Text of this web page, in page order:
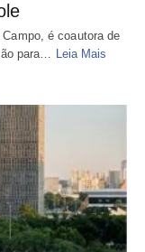
é coautora de
para… Leia Mais